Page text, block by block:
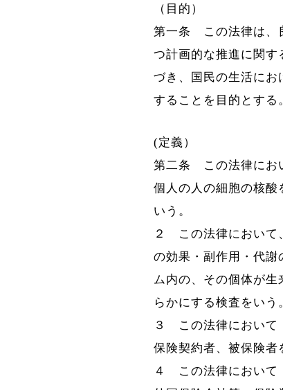
（目的）
第一条
この法律は
つ計画的な推進に関す
づき、国民の生活にお
することを目的とする
(定義）
第二条
この法律に
個人の人の細胞の核酸
いう。
２ この法律において
の効果・副作用・代謝
ム内の、その個体が
らかにする検査をいう
３ この法律において
保険契約者、被保険者
４ この法律において